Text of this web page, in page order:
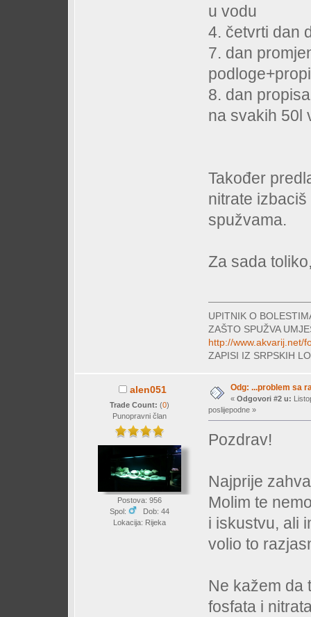
u vodu
4. četvrti dan
7. dan
8. dan
na svakih 50l
Također
nitrate
spužvama.
Za sada
UPITNIK O
ZAŠTO SPUŽVA
http://www.akvarij.net/
ZAPISI IZ SRPSKIH
alen051
Trade Count: (0)
Punopravni član
Postova: 956
Spol:
Dob: 44
Lokacija: Rijeka
Odg: ...problem sa
« Odgovori #2 u:
poslijepodne »
Pozdrav!
Najprije
Molim te
i iskustvu, ali
volio to
Ne kažem da
fosfata i